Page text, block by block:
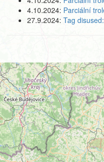
4.10.2024: Parciální
27.9.2024: Tag